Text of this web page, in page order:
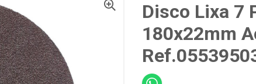
Disco Lixa 7
180x22mm